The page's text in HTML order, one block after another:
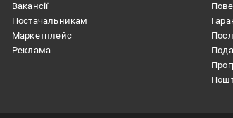
Вакансії
Постачальникам
Маркетплейс
Реклама